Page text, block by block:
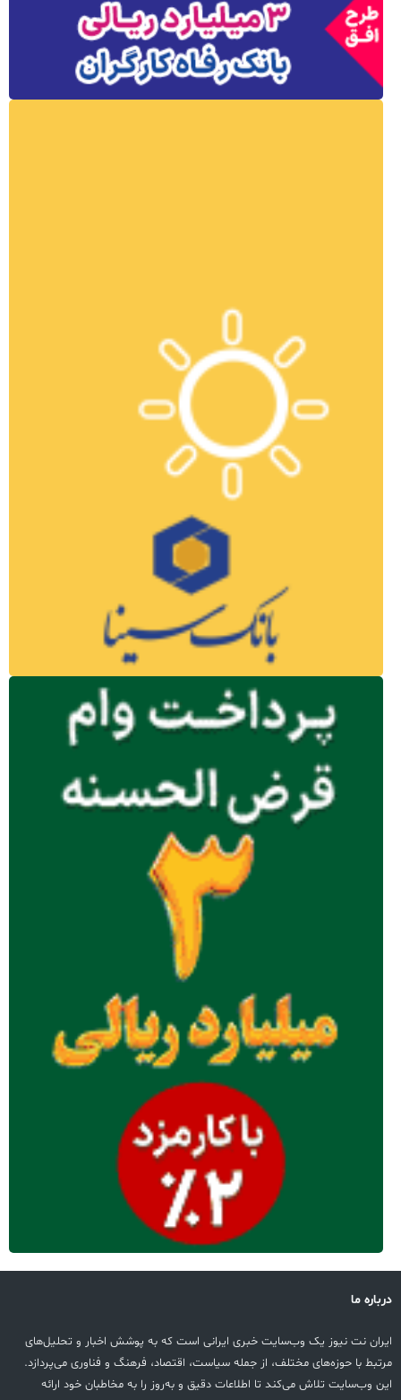
درباره ما
ایران نت نیوز یک وب‌سایت خبری ایرانی است که به پوشش اخبار و تحلیل‌های
مرتبط با حوزه‌های مختلف، از جمله سیاست، اقتصاد، فرهنگ و فناوری می‌پردازد.
این وب‌سایت تلاش می‌کند تا اطلاعات دقیق و به‌روز را به مخاطبان خود ارائه